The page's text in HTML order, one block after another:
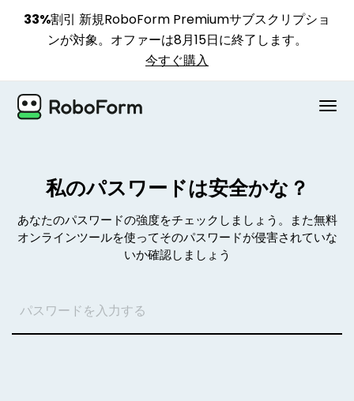
33%割引 新規RoboForm Premiumサブスクリプショ
ンが対象。オファーは8月15日に終了します。
今すぐ購入
ビジネス用
プラン
ダウンロード
私のパスワードは安全かな？
あなたのパスワードの強度をチェックしましょう。また無料
オンラインツールを使ってそのパスワードが侵害されていな
いか確認しましょう